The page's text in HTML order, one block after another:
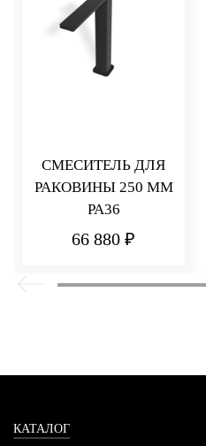
СМЕСИТЕЛЬ ДЛЯ
РАКОВИНЫ 250 ММ
PA36
66 880 ₽
КАТАЛОГ